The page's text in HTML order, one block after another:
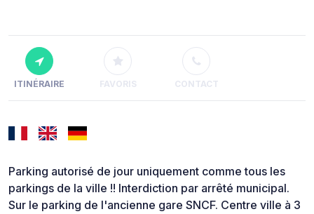
ITINÉRAIRE FAVORIS CONTACT
Parking autorisé de jour uniquement comme tous les
parkings de la ville !! Interdiction par arrêté municipal.
Sur le parking de l'ancienne gare SNCF. Centre ville à 3